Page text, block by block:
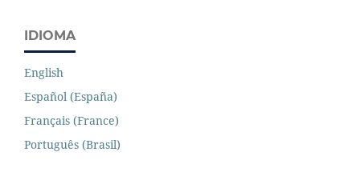
IDIOMA
English
Español (España)
Français (France)
Português (Brasil)